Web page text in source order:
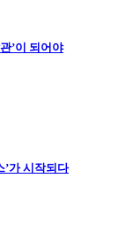
’이 되어야
’가 시작되다